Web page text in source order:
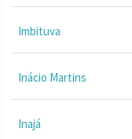
Imbituva
Inácio Martins
Inajá